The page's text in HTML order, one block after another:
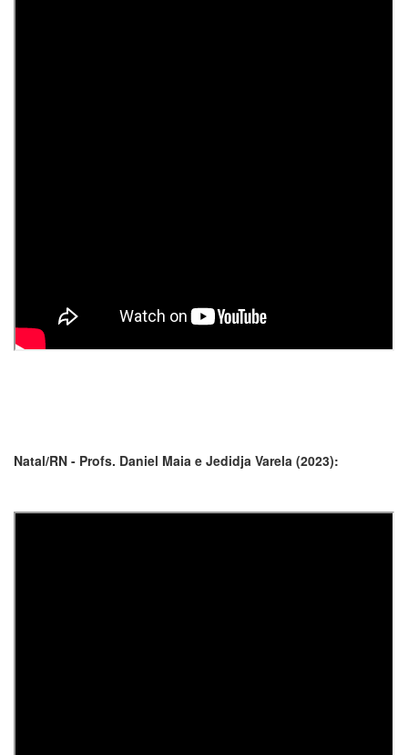
Natal/RN - Profs. Daniel Maia e Jedidja Varela (2023):